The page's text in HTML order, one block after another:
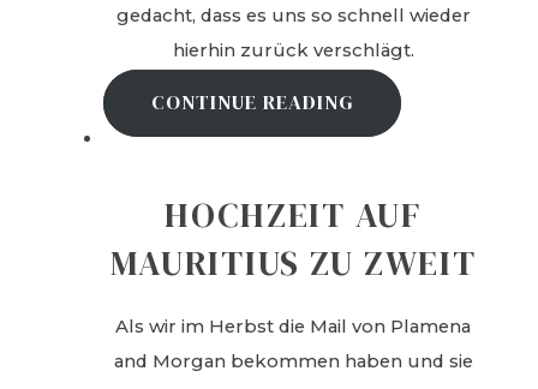
gedacht, dass es uns so schnell wieder
hierhin zurück verschlägt.
CONTINUE READING
HOCHZEIT AUF
MAURITIUS ZU ZWEIT
Als wir im Herbst die Mail von Plamena
and Morgan bekommen haben und sie